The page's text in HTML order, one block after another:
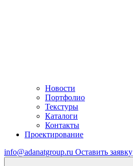
Новости
Портфолио
Текстуры
Каталоги
Контакты
Проектирование
info@adanatgroup.ru Оставить заявку